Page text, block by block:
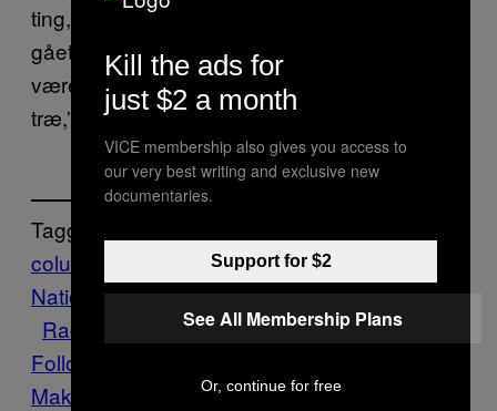
ting, han fortrød i sit liv. “Jeg ville gerne have
gået længere tid i skole. Jeg ville gerne have
været møbelsnedker og have arbejdet med
træ,” indrømmede han en gang.
Tagget:
column
Fotografia frankrig
Nationale højreekstremisme højrefløj Politik
Racisme
Vice Blog
Follow Us On Discover
Make Us Preferred In Top Stories
Kill the ads for
just $2 a month
VICE membership also gives you access to
our very best writing and exclusive new
documentaries.
Support for $2
See All Membership Plans
Or, continue for free